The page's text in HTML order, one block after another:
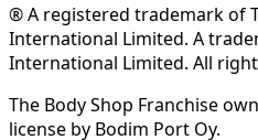
® A registered trademark of
International Limited. A
International Limited. All
The Body Shop Franchise
license by Bodim Port Oy.